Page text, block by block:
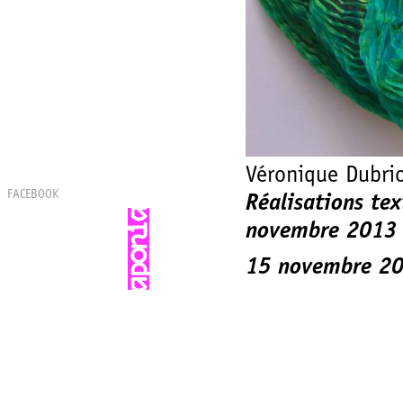
FACEBOOK
Véronique
Réalisations
novembre 2013
15 novembre